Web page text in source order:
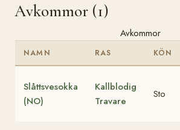
Avkommor (1)
Avkommor
NAMN RAS KÖN
Slåttsvesokka
(NO)
Kallblodig
Travare
Sto